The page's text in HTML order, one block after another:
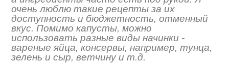
очень люблю такие рецепты за их
доступность и бюджетность, отменный
вкус. Помимо капусты, можно
использовать разные виды начинки -
вареные яйца, консервы, например, тунца,
зелень и сыр, ветчину и т.д.